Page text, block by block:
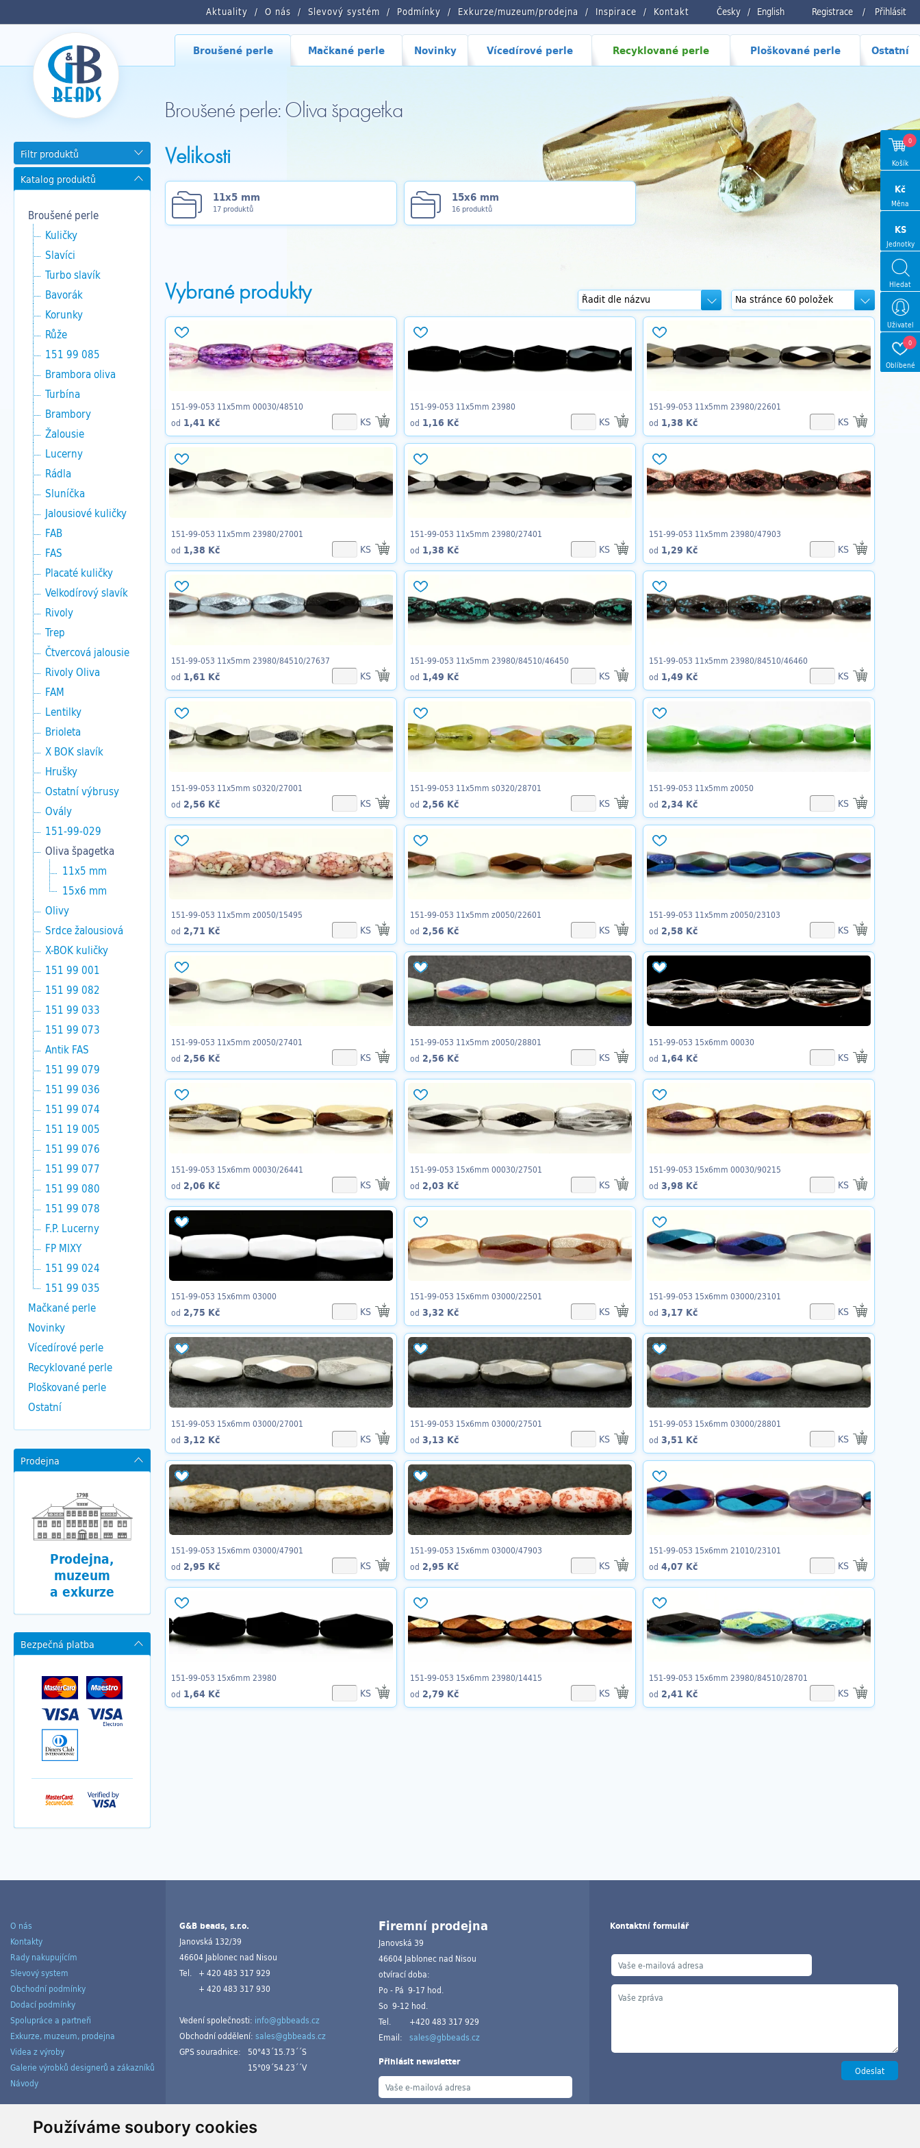
Používáme soubory cookies
Registrace / Přihlásit
Česky / English
Aktuality O nás Slevový systém Podmínky Exkurze/muzeum/prodejna Inspirace Kontakt
Broušené perle Mačkané perle Novinky Vícedírové perle Recyklované perle Ploškované perle Ostatní
Broušené perle: Oliva špagetka
Filtr produktů
Katalog produktů
Broušené perle
Kuličky
Slavíci
Turbo slavík
Bavorák
Korunky
Růže
151 99 085
Brambora oliva
Turbína
Brambory
Žalousie
Lucerny
Rádla
Sluníčka
Jalousiové kuličky
FAB
FAS
Placaté kuličky
Velkodírový slavík
Rivoly
Trep
Čtvercová jalousie
Rivoly Oliva
FAM
Lentilky
Brioleta
X BOK slavík
Hrušky
Ostatní výbrusy
Ovály
151-99-029
Oliva špagetka
11x5 mm
15x6 mm
Olivy
Srdce žalousiová
X-BOK kuličky
151 99 001
151 99 082
151 99 033
151 99 073
Antik FAS
151 99 079
151 99 036
151 99 074
151 19 005
151 99 076
151 99 077
151 99 080
151 99 078
F.P. Lucerny
FP MIXY
151 99 024
151 99 035
Mačkané perle
Novinky
Vícedírové perle
Recyklované perle
Ploškované perle
Ostatní
Prodejna
Prodejna,
muzeum
a exkurze
Bezpečná platba
Velikosti
11x5 mm
17 produktů
15x6 mm
16 produktů
Vybrané produkty
151-99-053 11x5mm 00030/48510
od 1,41 Kč KS
151-99-053 11x5mm 23980
od 1,16 Kč KS
151-99-053 11x5mm 23980/22601
od 1,38 Kč KS
151-99-053 11x5mm 23980/27001
od 1,38 Kč KS
151-99-053 11x5mm 23980/27401
od 1,38 Kč KS
151-99-053 11x5mm 23980/47903
od 1,29 Kč KS
151-99-053 11x5mm 23980/84510/27637
od 1,61 Kč KS
151-99-053 11x5mm 23980/84510/46450
od 1,49 Kč KS
151-99-053 11x5mm 23980/84510/46460
od 1,49 Kč KS
151-99-053 11x5mm s0320/27001
od 2,56 Kč KS
151-99-053 11x5mm s0320/28701
od 2,56 Kč KS
151-99-053 11x5mm z0050
od 2,34 Kč KS
151-99-053 11x5mm z0050/15495
od 2,71 Kč KS
151-99-053 11x5mm z0050/22601
od 2,56 Kč KS
151-99-053 11x5mm z0050/23103
od 2,58 Kč KS
151-99-053 11x5mm z0050/27401
od 2,56 Kč KS
151-99-053 11x5mm z0050/28801
od 2,56 Kč KS
151-99-053 15x6mm 00030
od 1,64 Kč KS
151-99-053 15x6mm 00030/26441
od 2,06 Kč KS
151-99-053 15x6mm 00030/27501
od 2,03 Kč KS
151-99-053 15x6mm 00030/90215
od 3,98 Kč KS
151-99-053 15x6mm 03000
od 2,75 Kč KS
151-99-053 15x6mm 03000/22501
od 3,32 Kč KS
151-99-053 15x6mm 03000/23101
od 3,17 Kč KS
151-99-053 15x6mm 03000/27001
od 3,12 Kč KS
151-99-053 15x6mm 03000/27501
od 3,13 Kč KS
151-99-053 15x6mm 03000/28801
od 3,51 Kč KS
151-99-053 15x6mm 03000/47901
od 2,95 Kč KS
151-99-053 15x6mm 03000/47903
od 2,95 Kč KS
151-99-053 15x6mm 21010/23101
od 4,07 Kč KS
151-99-053 15x6mm 23980
od 1,64 Kč KS
151-99-053 15x6mm 23980/14415
od 2,79 Kč KS
151-99-053 15x6mm 23980/84510/28701
od 2,41 Kč KS
0
Košík
Kč
Měna
KS
Jednotky
Hledat
Uživatel
0
Oblíbené
O nás
Kontakty
Rady nakupujícím
Slevový system
Obchodní podmínky
Dodací podmínky
Spolupráce a partneři
Exkurze, muzeum, prodejna
Videa z výroby
Galerie výrobků designerů a zákazníků
Návody
G&B beads, s.r.o.
Janovská 132/39
46604 Jablonec nad Nisou
Tel.
+ 420 483 317 929
+ 420 483 317 930
Vedení společnosti: info@gbbeads.cz
Obchodní oddělení: sales@gbbeads.cz
GPS souradnice:
50°43´15.73´´S
15°09´54.23´´V
Firemní prodejna
Janovská 39
46604 Jablonec nad Nisou
otvírací doba:
Po - Pá 9-17 hod.
So 9-12 hod.
Tel.
+420 483 317 929
Email:
sales@gbbeads.cz
Přihlásit newsletter
Kontaktní formulář